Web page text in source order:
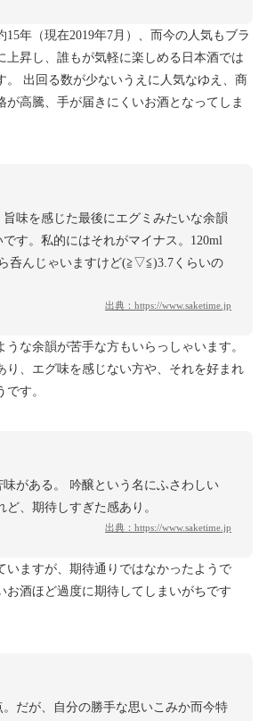
15年（現在2019年7月）、而今の人気もブラ
上昇し、誰もが気軽に楽しめる日本酒では
。 出回る数が少ないうえに人気なゆえ、商
が高騰、手が届きにくいお酒となってしま
味を感じた最後にエグミみたいな余韻
す。私的にはそれがマイナス。120ml
呑んじゃいますけど(≧▽≦)3.7くらいの
出典： https://www.saketime.jp
な余韻が苦手な方もいらっしゃいます。
り、エグ味を感じない方や、それを好まれ
す。
味がある。 吟醸という名にふさわしい
ど、期待しすぎた感あり。
出典： https://www.saketime.jp
いますが、期待通りではなかったようで
お酒ほど過度に期待してしまいがちです
だが、自分の勝手な思いこみか而今特